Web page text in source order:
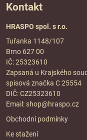
Kontakt
HRASPO spol. s r.o.
Tuřanka 1148/107
Brno 627 00
IČ: 25323610
Zapsaná u Krajského
spisová značka C 25554
DIČ: CZ25323610
Email: shop@hraspo.cz
Obchodní podmínky
Ke stažení